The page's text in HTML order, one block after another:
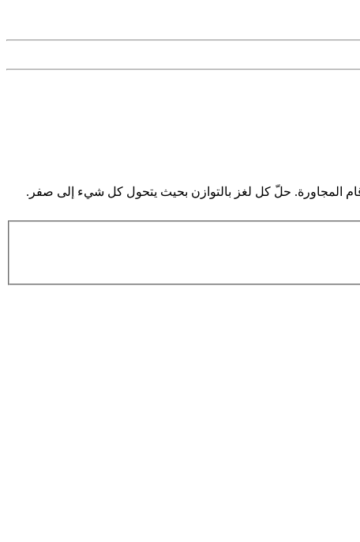
المجاورة. حلّ كل لغز بالتوازن بحيث يتحول كل شيء إلى صفر.